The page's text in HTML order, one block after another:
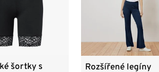
šortky s
Rozšířené legíny